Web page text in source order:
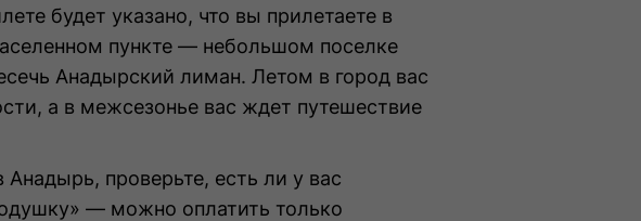
будет указано, что вы прилетаете в
пункте — небольшом поселке
Анадырский лиман. Летом в город вас
а в межсезонье вас ждет путешествие
проверьте, есть ли у вас
— можно оплатить только